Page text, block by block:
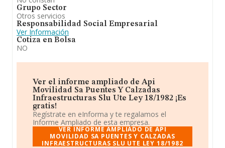
Grupo Sector
Otros servicios
Responsabilidad Social Empresarial
Ver Información
Cotiza en Bolsa
NO
Ver el informe ampliado de Api
Movilidad Sa Puentes Y Calzadas
Infraestructuras Slu Ute Ley 18/1982 ¡Es
gratis!
Regístrate en eInforma y te regalamos el
Informe Ampliado de esta empresa.
VER INFORME AMPLIADO DE API
MOVILIDAD SA PUENTES Y CALZADAS
INFRAESTRUCTURAS SLU UTE LEY 18/1982